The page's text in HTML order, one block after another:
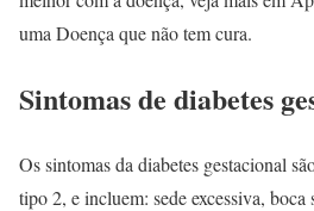
uma Doença que não tem cura.
Sintomas de diabetes
Os sintomas da diabetes gestacional
tipo 2, e incluem: sede excessiva, boca